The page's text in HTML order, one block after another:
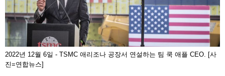
2022년 12월 6일 - TSMC 애리조나 공장서 연설하는 팀 쿡 애플 CEO. [사
진=연합뉴스]